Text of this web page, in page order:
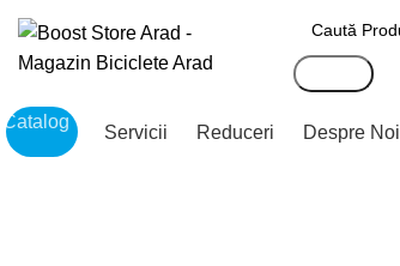
Catalog Servicii Reduceri Despre Noi